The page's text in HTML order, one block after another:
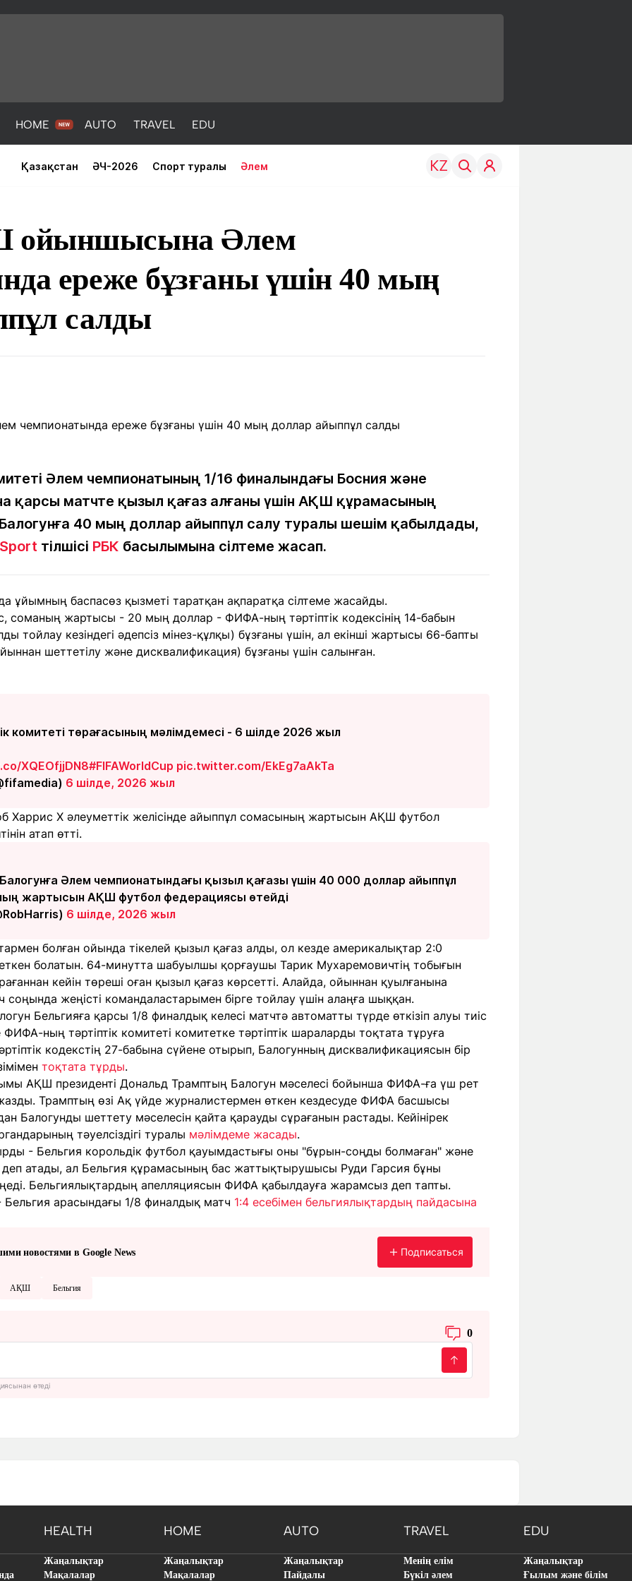
HOME AUTO TRAVEL EDU
Қазақстан ӘЧ-2026 Спорт туралы Әлем
Мақалалар
TRAVEL
+7 (700) 3 888 188
Әлеуметтік желілер
Әлем
ереже бұзғаны үшін 40 мың
салды
Әлем чемпионатының 1/16 финалындағы Босния және
қарсы матчте қызыл қағаз алғаны үшін АҚШ құрамасының
40 мың доллар айыппұл салу туралы шешім қабылдады,
тілшісі РБК басылымына сілтеме жасап.
ұйымның баспасөз қызметі таратқан ақпаратқа сілтеме жасайды.
соманың жартысы - 20 мың доллар - ФИФА-ның тәртіптік кодексінің 14-бабын
тойлау кезіндегі әдепсіз мінез-құлқы) бұзғаны үшін, ал екінші жартысы 66-бапты
шеттетілу және дисквалификация) бұзғаны үшін салынған.
комитеті төрағасының мәлімдемесі - 6 шілде 2026 жыл
XQEOfjjDN8#FIFAWorldCup pic.twitter.com/EkEg7aAkTa
6 шілде, 2026 жыл
Харрис Х әлеуметтік желісінде айыппұл сомасының жартысын АҚШ футбол
атап өтті.
Әлем чемпионатындағы қызыл қағазы үшін 40 000 доллар айыппұл
жартысын АҚШ футбол федерациясы өтейді
6 шілде, 2026 жыл
болған ойында тікелей қызыл қағаз алды, ол кезде америкалықтар 2:0
болатын. 64-минутта шабуылшы қорғаушы Тарик Мухаремовичтің тобығын
кейін төреші оған қызыл қағаз көрсетті. Алайда, ойыннан қуылғанына
соңында жеңісті командаластарымен бірге тойлау үшін алаңға шыққан.
Бельгияға қарсы 1/8 финалдық келесі матчтә автоматты түрде өткізіп алуы тиіс
ФИФА-ның тәртіптік комитеті комитетке тәртіптік шараларды тоқтата тұруға
кодекстің 27-бабына сүйене отырып, Балогунның дисквалификациясын бір
тоқтата тұрды.
АҚШ президенті Дональд Трамптың Балогун мәселесі бойынша ФИФА-ға үш рет
Трамптың өзі Ақ үйде журналистермен өткен кездесуде ФИФА басшысы
Балогунды шеттету мәселесін қайта қарауды сұрағанын растады. Кейінірек
тәуелсіздігі туралы мәлімдеме жасады.
- Бельгия корольдік футбол қауымдастығы оны "бұрын-соңды болмаған" және
атады, ал Бельгия құрамасының бас жаттықтырушысы Руди Гарсия бұны
Бельгиялықтардың апелляциясын ФИФА қабылдауға жарамсыз деп тапты.
арасындағы 1/8 финалдық матч 1:4 есебімен бельгиялықтардың пайдасына
новостями в Google News Подписаться
АҚШ Бельгия
0
өтеді
HEALTH HOME AUTO TRAVEL EDU
Жаңалықтар
Мақалалар
Жаңалықтар
Мақалалар
Жаңалықтар
Пайдалы
Менің елім
Бүкіл әлем
Жаңалықтар
Ғылым және білім